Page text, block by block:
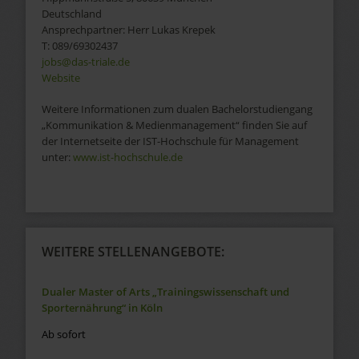
Deutschland
Ansprechpartner: Herr Lukas Krepek
T: 089/69302437
jobs@das-triale.de
Website
Weitere Informationen zum dualen Bachelorstudiengang
„Kommunikation & Medienmanagement“ finden Sie auf
der Internetseite der IST-Hochschule für Management
unter: www.ist-hochschule.de
WEITERE STELLENANGEBOTE:
Dualer Master of Arts „Trainingswissenschaft und
Sporternährung“ in Köln
Ab sofort